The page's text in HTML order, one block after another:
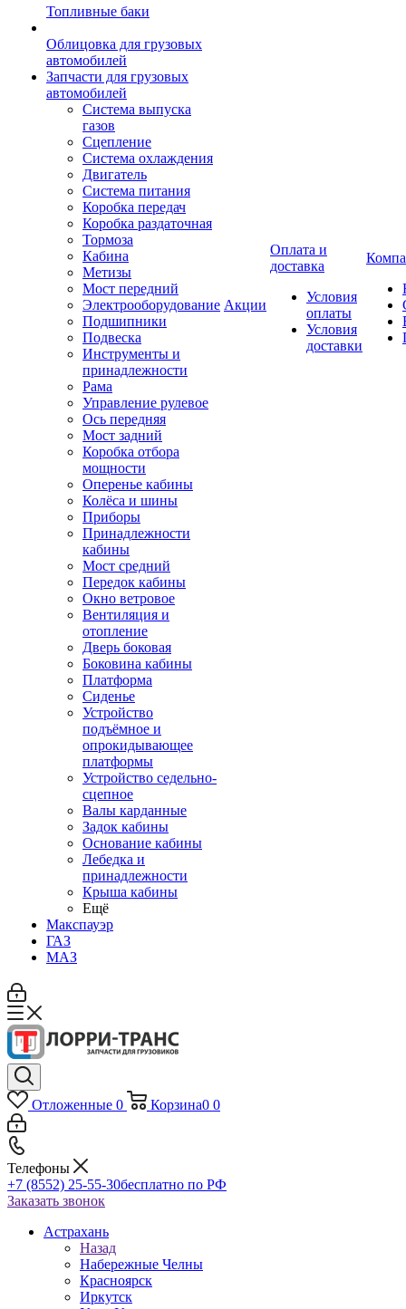
Топливные баки
Облицовка для грузовых
автомобилей
Запчасти для грузовых
автомобилей
Система выпуска
газов
Сцепление
Система охлаждения
Двигатель
Система питания
Коробка передач
Коробка раздаточная
Тормоза
Кабина
Метизы
Мост передний
Электрооборудование
Подшипники
Подвеска
Инструменты и
принадлежности
Рама
Управление рулевое
Ось передняя
Мост задний
Коробка отбора
мощности
Оперенье кабины
Колёса и шины
Приборы
Принадлежности
кабины
Мост средний
Передок кабины
Окно ветровое
Вентиляция и
отопление
Дверь боковая
Боковина кабины
Платформа
Сиденье
Устройство
подъёмное и
опрокидывающее
платформы
Устройство седельно-
сцепное
Валы карданные
Задок кабины
Основание кабины
Лебедка и
принадлежности
Крыша кабины
Ещё
Макспауэр
ГАЗ
МАЗ
Акции
Оплата и
доставка
Условия
оплаты
Условия
доставки
Отложенные 0 Корзина0 0
Телефоны
+7 (8552) 25-55-30бесплатно по РФ
Заказать звонок
Астрахань
Назад
Набережные Челны
Красноярск
Иркутск